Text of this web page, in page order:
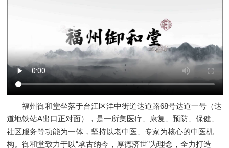
福州御和堂坐落于台江区洋中街道达道路68号达道一号（达
道地铁站A出口正对面），是一所集医疗、康复、预防、保健、
社区服务等功能为一体，坚持以老中医、专家为核心的中医机
构。御和堂致力于以“承古纳今，厚德济世”为理念，全力打造